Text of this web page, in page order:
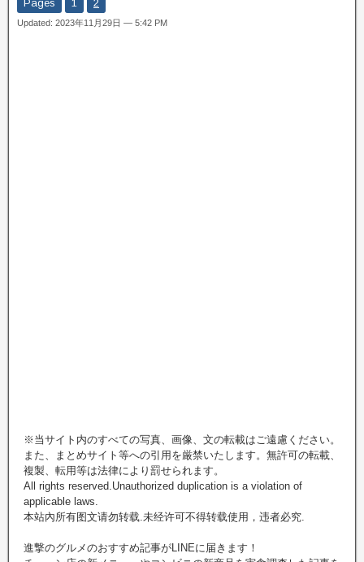
Pages 1 2
Updated: 2023年11月29日 — 5:42 PM
※当サイト内のすべての写真、画像、文の転載はご遠慮ください。
また、まとめサイト等への引用を厳禁いたします。無許可の転載、
複製、転用等は法律により罰せられます。
All rights reserved.Unauthorized duplication is a violation of
applicable laws.
本站內所有图文请勿转载.未经许可不得转载使用，违者必究.
進撃のグルメのおすすめ記事がLINEに届きます！